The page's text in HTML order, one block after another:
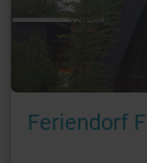
Feriendorf